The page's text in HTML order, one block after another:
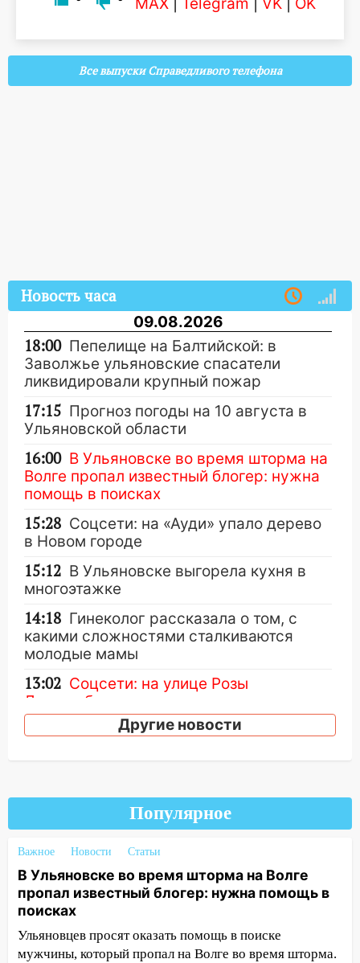
Все выпуски Справедливого телефона
Новость часа
09.08.2026
18:00 Пепелище на Балтийской: в
Заволжье ульяновские спасатели
ликвидировали крупный пожар
17:15 Прогноз погоды на 10 августа в
Ульяновской области
16:00 В Ульяновске во время шторма на
Волге пропал известный блогер: нужна
помощь в поисках
15:28 Соцсети: на «Ауди» упало дерево
в Новом городе
15:12 В Ульяновске выгорела кухня в
многоэтажке
14:18 Гинеколог рассказала о том, с
какими сложностями сталкиваются
молодые мамы
13:02 Соцсети: на улице Розы
Люксембург дерево упало на
автомобиль
августа
13:00 На проспекте Тюленева в
Ульяновске образовалось «море»
12:57 В Ульяновской области ожидается
крупный град
12:11
августа: список АЗС
Другие новости
Популярное
Важное Новости Статьи
В Ульяновске во время шторма на Волге
пропал известный блогер: нужна помощь в
поисках
Ульяновцев просят оказать помощь в поиске
мужчины, который пропал на Волге во время шторма.